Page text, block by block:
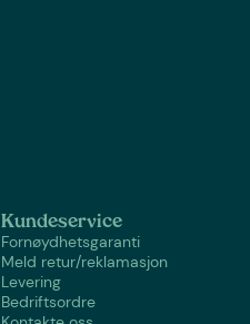
Kundeservice
Fornøydhetsgaranti
Meld retur/reklamasjon
Levering
Bedriftsordre